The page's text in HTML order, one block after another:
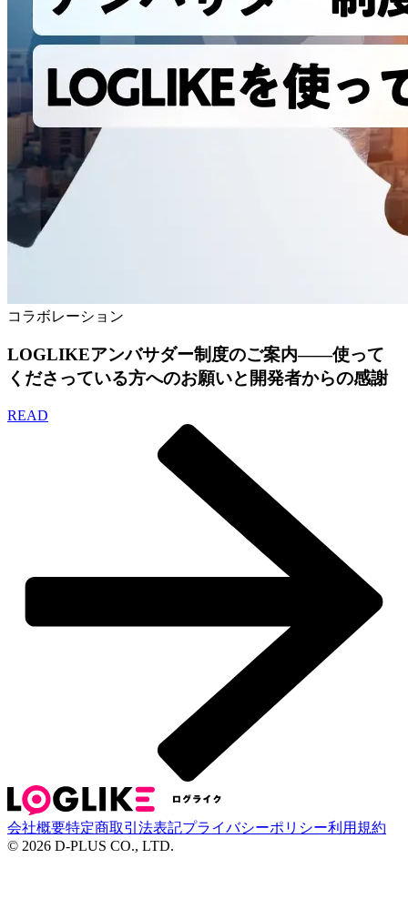
コラボレーション
LOGLIKEアンバサダー制度のご案内——使って
くださっている方へのお願いと開発者からの感謝
READ
会社概要特定商取引法表記プライバシーポリシー利用規約
© 2026 D-PLUS CO., LTD.